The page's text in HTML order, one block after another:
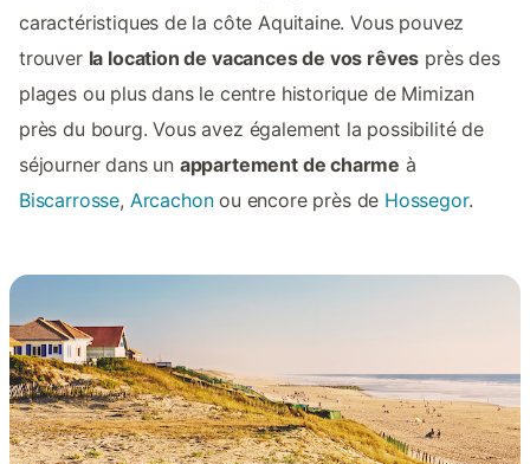
caractéristiques de la côte Aquitaine. Vous pouvez
trouver la location de vacances de vos rêves près des
plages ou plus dans le centre historique de Mimizan
près du bourg. Vous avez également la possibilité de
séjourner dans un appartement de charme à
Biscarrosse, Arcachonou encore près de Hossegor.